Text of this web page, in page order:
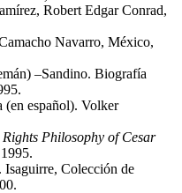
Robert Edgar Conrad,
Navarro, México,
–Sandino. Biografía
español). Volker
Philosophy of Cesar
Isaguirre, Colección de